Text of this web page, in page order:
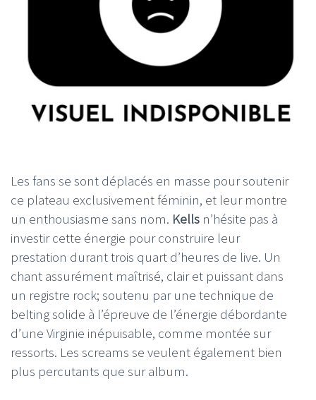
Les fans se sont déplacés en masse pour soutenir
ce plateau exclusivement féminin, et leur montre
un enthousiasme sans nom. Kells n’hésite pas à
investir cette énergie pour construire leur
prestation durant trois quart d’heures de live. Un
chant assurément maîtrisé, clair et puissant dans
un registre rock; soutenu par une technique de
belting solide à l’épreuve de l’énergie débordante
d’une Virginie inépuisable, comme montée sur
ressorts. Les screams se veulent également bien
plus percutants que sur album.